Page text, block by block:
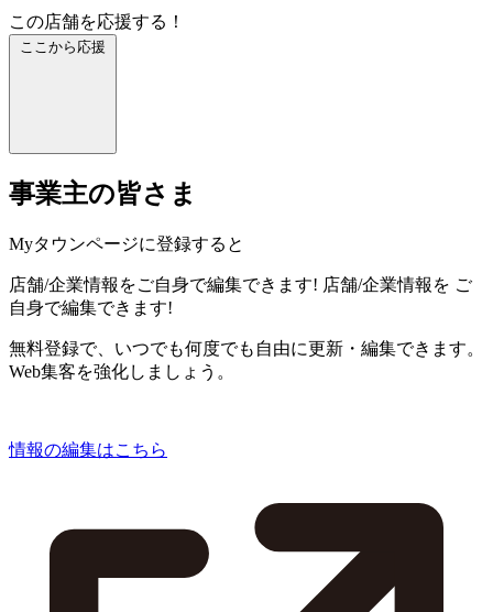
この店舗を応援する！
ここから応援
事業主の皆さま
Myタウンページに登録すると
店舗/企業情報をご自身で編集できます! 店舗/企業情報を ご
自身で編集できます!
無料登録で、いつでも何度でも自由に更新・編集できます。
Web集客を強化しましょう。
情報の編集はこちら